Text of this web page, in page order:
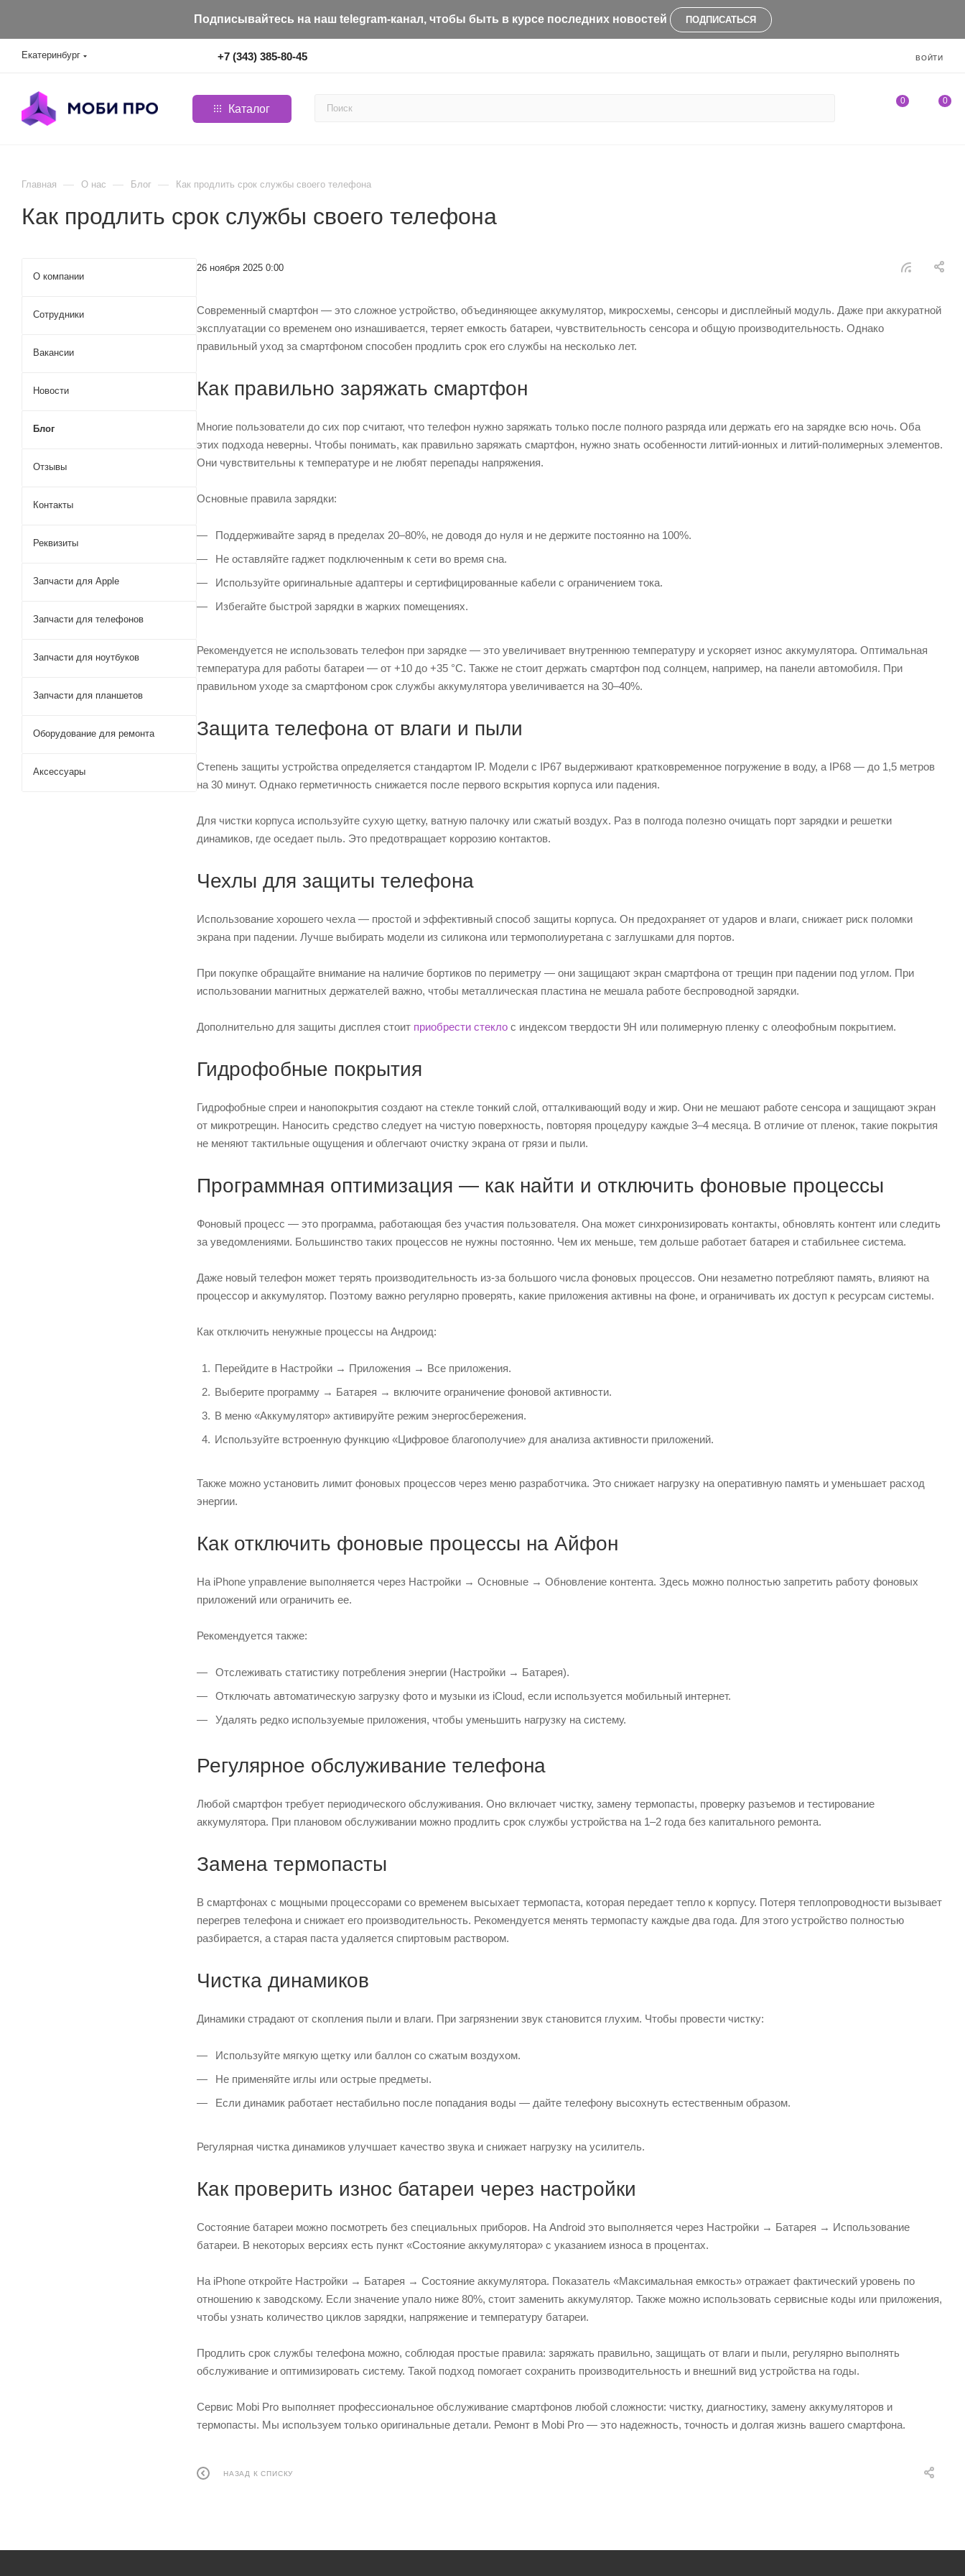
Подписывайтесь на наш telegram-канал, чтобы быть в курсе последних новостей ПОДПИСАТЬСЯ
Екатеринбург +7 (343) 385-80-45 ВОЙТИ
Каталог
0 0
Главная — О нас — Блог — Как продлить срок службы своего телефона
Как продлить срок службы своего телефона
26 ноября 2025 0:00
Современный смартфон — это сложное устройство, объединяющее аккумулятор, микросхемы, сенсоры и дисплейный модуль. Даже при аккуратной
эксплуатации со временем оно изнашивается, теряет емкость батареи, чувствительность сенсора и общую производительность. Однако
правильный уход за смартфоном способен продлить срок его службы на несколько лет.
Как правильно заряжать смартфон
Многие пользователи до сих пор считают, что телефон нужно заряжать только после полного разряда или держать его на зарядке всю ночь. Оба
этих подхода неверны. Чтобы понимать, как правильно заряжать смартфон, нужно знать особенности литий-ионных и литий-полимерных элементов.
Они чувствительны к температуре и не любят перепады напряжения.
Основные правила зарядки:
Поддерживайте заряд в пределах 20–80%, не доводя до нуля и не держите постоянно на 100%.
Не оставляйте гаджет подключенным к сети во время сна.
Используйте оригинальные адаптеры и сертифицированные кабели с ограничением тока.
Избегайте быстрой зарядки в жарких помещениях.
Рекомендуется не использовать телефон при зарядке — это увеличивает внутреннюю температуру и ускоряет износ аккумулятора. Оптимальная
температура для работы батареи — от +10 до +35 °C. Также не стоит держать смартфон под солнцем, например, на панели автомобиля. При
правильном уходе за смартфоном срок службы аккумулятора увеличивается на 30–40%.
Защита телефона от влаги и пыли
Степень защиты устройства определяется стандартом IP. Модели с IP67 выдерживают кратковременное погружение в воду, а IP68 — до 1,5 метров
на 30 минут. Однако герметичность снижается после первого вскрытия корпуса или падения.
Для чистки корпуса используйте сухую щетку, ватную палочку или сжатый воздух. Раз в полгода полезно очищать порт зарядки и решетки
динамиков, где оседает пыль. Это предотвращает коррозию контактов.
Чехлы для защиты телефона
Использование хорошего чехла — простой и эффективный способ защиты корпуса. Он предохраняет от ударов и влаги, снижает риск поломки
экрана при падении. Лучше выбирать модели из силикона или термополиуретана с заглушками для портов.
При покупке обращайте внимание на наличие бортиков по периметру — они защищают экран смартфона от трещин при падении под углом. При
использовании магнитных держателей важно, чтобы металлическая пластина не мешала работе беспроводной зарядки.
Дополнительно для защиты дисплея стоит приобрести стекло с индексом твердости 9H или полимерную пленку с олеофобным покрытием.
Гидрофобные покрытия
Гидрофобные спреи и нанопокрытия создают на стекле тонкий слой, отталкивающий воду и жир. Они не мешают работе сенсора и защищают экран
от микротрещин. Наносить средство следует на чистую поверхность, повторяя процедуру каждые 3–4 месяца. В отличие от пленок, такие покрытия
не меняют тактильные ощущения и облегчают очистку экрана от грязи и пыли.
Программная оптимизация — как найти и отключить фоновые процессы
Фоновый процесс — это программа, работающая без участия пользователя. Она может синхронизировать контакты, обновлять контент или следить
за уведомлениями. Большинство таких процессов не нужны постоянно. Чем их меньше, тем дольше работает батарея и стабильнее система.
Даже новый телефон может терять производительность из-за большого числа фоновых процессов. Они незаметно потребляют память, влияют на
процессор и аккумулятор. Поэтому важно регулярно проверять, какие приложения активны на фоне, и ограничивать их доступ к ресурсам системы.
Как отключить ненужные процессы на Андроид:
Перейдите в Настройки → Приложения → Все приложения.
Выберите программу → Батарея → включите ограничение фоновой активности.
В меню «Аккумулятор» активируйте режим энергосбережения.
Используйте встроенную функцию «Цифровое благополучие» для анализа активности приложений.
Также можно установить лимит фоновых процессов через меню разработчика. Это снижает нагрузку на оперативную память и уменьшает расход
энергии.
Как отключить фоновые процессы на Айфон
На iPhone управление выполняется через Настройки → Основные → Обновление контента. Здесь можно полностью запретить работу фоновых
приложений или ограничить ее.
Рекомендуется также:
Отслеживать статистику потребления энергии (Настройки → Батарея).
Отключать автоматическую загрузку фото и музыки из iCloud, если используется мобильный интернет.
Удалять редко используемые приложения, чтобы уменьшить нагрузку на систему.
Регулярное обслуживание телефона
Любой смартфон требует периодического обслуживания. Оно включает чистку, замену термопасты, проверку разъемов и тестирование
аккумулятора. При плановом обслуживании можно продлить срок службы устройства на 1–2 года без капитального ремонта.
Замена термопасты
В смартфонах с мощными процессорами со временем высыхает термопаста, которая передает тепло к корпусу. Потеря теплопроводности вызывает
перегрев телефона и снижает его производительность. Рекомендуется менять термопасту каждые два года. Для этого устройство полностью
разбирается, а старая паста удаляется спиртовым раствором.
Чистка динамиков
Динамики страдают от скопления пыли и влаги. При загрязнении звук становится глухим. Чтобы провести чистку:
Используйте мягкую щетку или баллон со сжатым воздухом.
Не применяйте иглы или острые предметы.
Если динамик работает нестабильно после попадания воды — дайте телефону высохнуть естественным образом.
Регулярная чистка динамиков улучшает качество звука и снижает нагрузку на усилитель.
Как проверить износ батареи через настройки
Состояние батареи можно посмотреть без специальных приборов. На Android это выполняется через Настройки → Батарея → Использование
батареи. В некоторых версиях есть пункт «Состояние аккумулятора» с указанием износа в процентах.
На iPhone откройте Настройки → Батарея → Состояние аккумулятора. Показатель «Максимальная емкость» отражает фактический уровень по
отношению к заводскому. Если значение упало ниже 80%, стоит заменить аккумулятор. Также можно использовать сервисные коды или приложения,
чтобы узнать количество циклов зарядки, напряжение и температуру батареи.
Продлить срок службы телефона можно, соблюдая простые правила: заряжать правильно, защищать от влаги и пыли, регулярно выполнять
обслуживание и оптимизировать систему. Такой подход помогает сохранить производительность и внешний вид устройства на годы.
Сервис Mobi Pro выполняет профессиональное обслуживание смартфонов любой сложности: чистку, диагностику, замену аккумуляторов и
термопасты. Мы используем только оригинальные детали. Ремонт в Mobi Pro — это надежность, точность и долгая жизнь вашего смартфона.
НАЗАД К СПИСКУ
О компании
Сотрудники
Вакансии
Новости
Блог
Отзывы
Контакты
Реквизиты
Запчасти для Apple
Запчасти для телефонов
Запчасти для ноутбуков
Запчасти для планшетов
Оборудование для ремонта
Аксессуары